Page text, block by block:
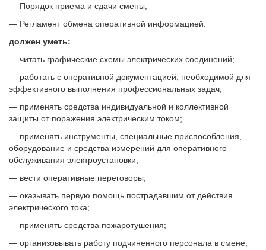
— Порядок приема и сдачи смены;
— Регламент обмена оперативной информацией.
должен уметь:
— читать графические схемы электрических соединений;
— работать с оперативной документацией, необходимой для
эффективного выполнения профессиональных задач;
— применять средства индивидуальной и коллективной
защиты от поражения электрическим током;
— применять инструменты, специальные приспособления,
оборудование и средства измерений для оперативного
обслуживания электроустановки;
— вести оперативные переговоры;
— оказывать первую помощь пострадавшим от действия
электрического тока;
— применять средства пожаротушения;
— организовывать работу подчиненного персонала в смене;